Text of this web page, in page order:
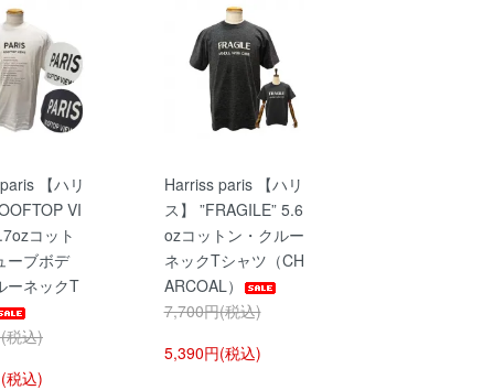
【ハリ
VI
コット
ーブボデ
ーネックT
税込)
税込)
Harriss paris 【ハリ
ス】 ”FRAGILE” 5.6
ozコットン・クルー
ネックTシャツ（CH
ARCOAL）
7,700円(税込)
5,390円(税込)